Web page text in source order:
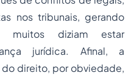
nos tribunais, gerando
muitos diziam estar
jurídica. Afinal, a
direito, por obviedade,